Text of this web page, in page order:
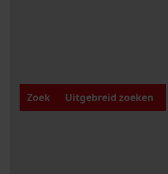
Zoek
Uitgebreid zoeken